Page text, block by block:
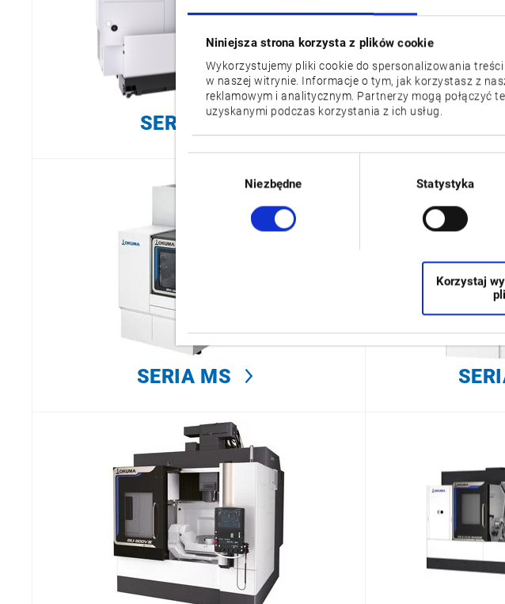
Niniejsza strona korzysta z plików cookie
Wykorzystujemy pliki cookie do spersonalizowania
w naszej witrynie. Informacje o tym, jak korzystasz z
reklamowym i analitycznym. Partnerzy mogą połączyć
uzyskanymi podczas korzystania z ich usług.
Niezbędne Statystyka
Korzystaj
SERIA LB
SERIA MS